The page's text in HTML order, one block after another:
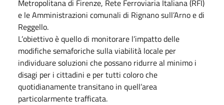
Metropolitana di Firenze, Rete Ferroviaria Italiana (RFI)
e le Amministrazioni comunali di Rignano sull’Arno e di
Reggello.
L’obiettivo è quello di monitorare l’impatto delle
modifiche semaforiche sulla viabilità locale per
individuare soluzioni che possano ridurre al minimo i
disagi per i cittadini e per tutti coloro che
quotidianamente transitano in quell’area
particolarmente trafficata.